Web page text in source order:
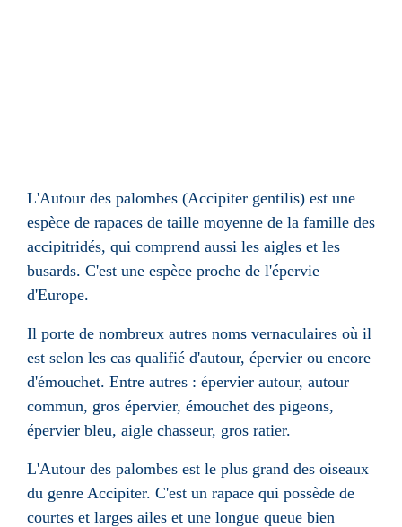
L'Autour des palombes (Accipiter gentilis) est une
espèce de rapaces de taille moyenne de la famille des
accipitridés, qui comprend aussi les aigles et les
busards. C'est une espèce proche de l'épervie
d'Europe.
Il porte de nombreux autres noms vernaculaires où il
est selon les cas qualifié d'autour, épervier ou encore
d'émouchet. Entre autres : épervier autour, autour
commun, gros épervier, émouchet des pigeons,
épervier bleu, aigle chasseur, gros ratier.
L'Autour des palombes est le plus grand des oiseaux
du genre Accipiter. C'est un rapace qui possède de
courtes et larges ailes et une longue queue bien